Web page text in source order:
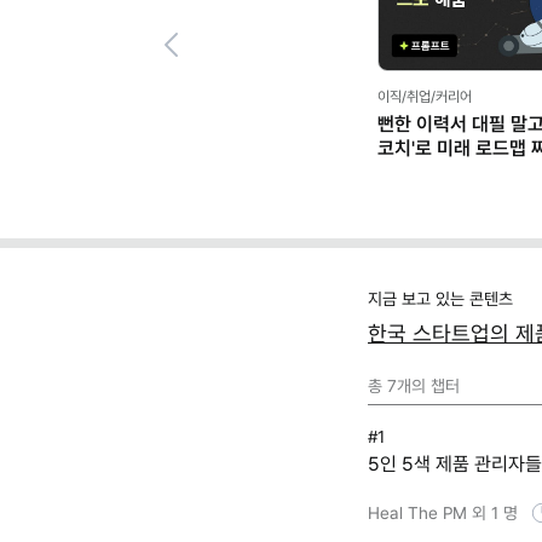
이직/취업/커리어
뻔한 이력서 대필 말
코치'로 미래 로드맵
지금 보고 있는 콘텐츠
한국 스타트업의
총 7개의 챕터
#1
5인 5색 제품 관리자들
Heal The PM 외 1 명